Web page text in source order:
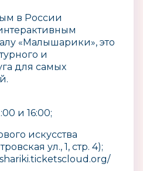
в России
«Малышарики», это
и
для самых
и 16:00;
искусства
ул., 1, стр. 4);